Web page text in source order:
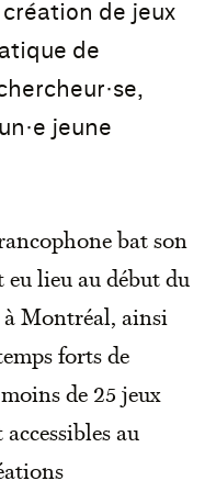
de jeux
de
jeune
bat son
lieu au début du
Montréal, ainsi
forts de
de 25 jeux
au